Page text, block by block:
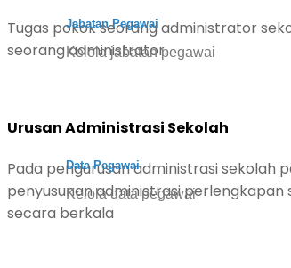
Jabatan Pegawai
Kelola jabatan pegawai
Data Pegawai
Kelola data pegawai
Tugas pokok seorang administrator
seorang administrator.
Urusan Administrasi Sekolah
Pada pengurusan administrasi sekolah
penyusunan administrasi
secara berkala